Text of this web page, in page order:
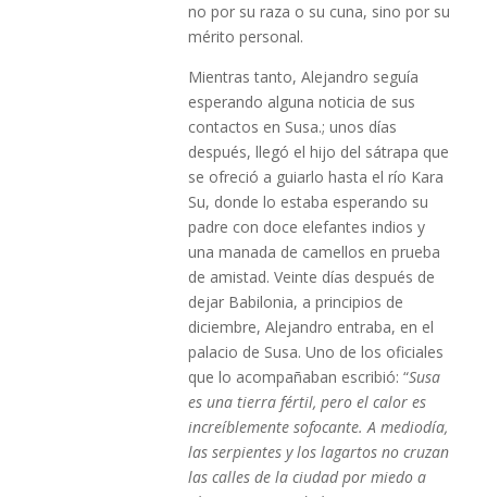
no por su raza o su cuna, sino por su
mérito personal.
Mientras tanto, Alejandro seguía
esperando alguna noticia de sus
contactos en Susa.; unos días
después, llegó el hijo del sátrapa que
se ofreció a guiarlo hasta el río Kara
Su, donde lo estaba esperando su
padre con doce elefantes indios y
una manada de camellos en prueba
de amistad. Veinte días después de
dejar Babilonia, a principios de
diciembre, Alejandro entraba, en el
palacio de Susa. Uno de los oficiales
que lo acompañaban escribió: “Susa
es una tierra fértil, pero el calor es
increíblemente sofocante. A mediodía,
las serpientes y los lagartos no cruzan
las calles de la ciudad por miedo a